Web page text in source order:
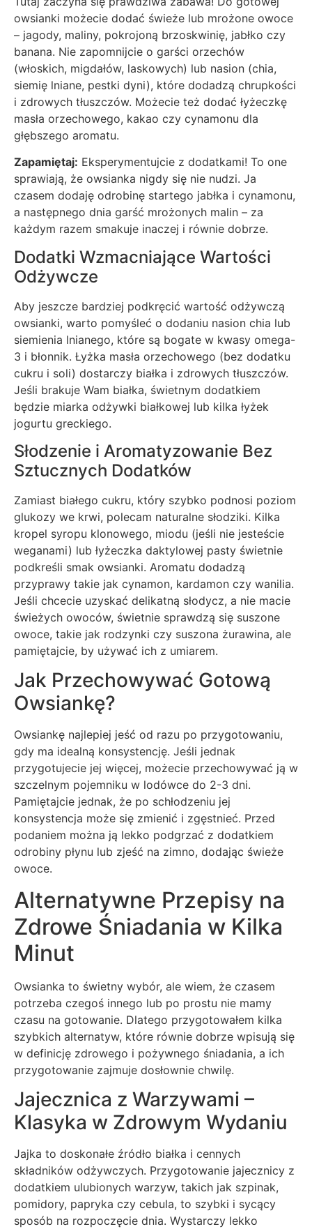
owsianki możecie dodać świeże lub mrożone owoce
– jagody, maliny, pokrojoną brzoskwinię, jabłko czy
banana. Nie zapomnijcie o garści orzechów
(włoskich, migdałów, laskowych) lub nasion (chia,
siemię lniane, pestki dyni), które dodadzą chrupkości
i zdrowych tłuszczów. Możecie też dodać łyżeczkę
masła orzechowego, kakao czy cynamonu dla
głębszego aromatu.
Zapamiętaj: Eksperymentujcie z dodatkami! To one
sprawiają, że owsianka nigdy się nie nudzi. Ja
czasem dodaję odrobinę startego jabłka i cynamonu,
a następnego dnia garść mrożonych malin – za
każdym razem smakuje inaczej i równie dobrze.
Dodatki Wzmacniające Wartości
Odżywcze
Aby jeszcze bardziej podkręcić wartość odżywczą
owsianki, warto pomyśleć o dodaniu nasion chia lub
siemienia lnianego, które są bogate w kwasy omega-
3 i błonnik. Łyżka masła orzechowego (bez dodatku
cukru i soli) dostarczy białka i zdrowych tłuszczów.
Jeśli brakuje Wam białka, świetnym dodatkiem
będzie miarka odżywki białkowej lub kilka łyżek
jogurtu greckiego.
Słodzenie i Aromatyzowanie Bez
Sztucznych Dodatków
Zamiast białego cukru, który szybko podnosi poziom
glukozy we krwi, polecam naturalne słodziki. Kilka
kropel syropu klonowego, miodu (jeśli nie jesteście
weganami) lub łyżeczka daktylowej pasty świetnie
podkreśli smak owsianki. Aromatu dodadzą
przyprawy takie jak cynamon, kardamon czy wanilia.
Jeśli chcecie uzyskać delikatną słodycz, a nie macie
świeżych owoców, świetnie sprawdzą się suszone
owoce, takie jak rodzynki czy suszona żurawina, ale
pamiętajcie, by używać ich z umiarem.
Jak Przechowywać Gotową
Owsiankę?
Owsiankę najlepiej jeść od razu po przygotowaniu,
gdy ma idealną konsystencję. Jeśli jednak
przygotujecie jej więcej, możecie przechowywać ją w
szczelnym pojemniku w lodówce do 2-3 dni.
Pamiętajcie jednak, że po schłodzeniu jej
konsystencja może się zmienić i zgęstnieć. Przed
podaniem można ją lekko podgrzać z dodatkiem
odrobiny płynu lub zjeść na zimno, dodając świeże
owoce.
Alternatywne Przepisy na
Zdrowe Śniadania w Kilka
Minut
Owsianka to świetny wybór, ale wiem, że czasem
potrzeba czegoś innego lub po prostu nie mamy
czasu na gotowanie. Dlatego przygotowałem kilka
szybkich alternatyw, które równie dobrze wpisują się
w definicję zdrowego i pożywnego śniadania, a ich
przygotowanie zajmuje dosłownie chwilę.
Jajecznica z Warzywami –
Klasyka w Zdrowym Wydaniu
Jajka to doskonałe źródło białka i cennych
składników odżywczych. Przygotowanie jajecznicy z
dodatkiem ulubionych warzyw, takich jak szpinak,
pomidory, papryka czy cebula, to szybki i sycący
sposób na rozpoczęcie dnia. Wystarczy lekko